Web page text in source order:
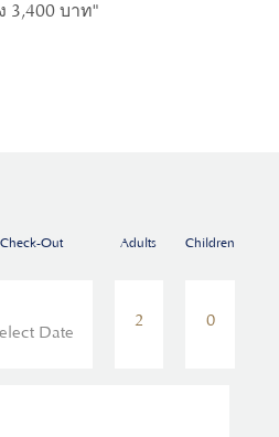
3,400 บาท"
Check-Out Adults Children